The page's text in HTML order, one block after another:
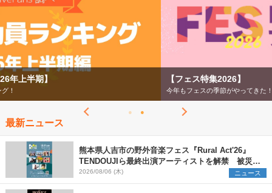
【フェス特集2026】
今年もフェスの季節がやってきた！
最新ニュース
熊本県人吉市の野外音楽フェス『Rural Act'26』
TENDOUJIら最終出演アーティストを解禁 被災地
支援プロジェクトの始動も発表
2026/08/06 (木) ニュース